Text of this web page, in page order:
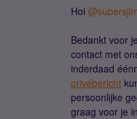
Hoi
Bedankt voor
contact met
inderdaad
privébericht
persoonlijke
graag voor je